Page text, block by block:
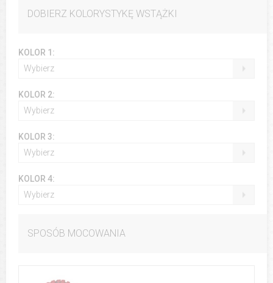
DOBIERZ KOLORYSTYKĘ WSTĄŻKI
KOLOR 1:
Wybierz
KOLOR 2:
Wybierz
KOLOR 3:
Wybierz
KOLOR 4:
Wybierz
SPOSÓB MOCOWANIA